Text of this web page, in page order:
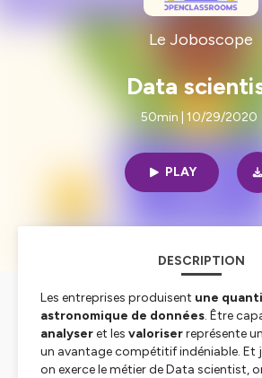
Le Joboscope
Data
50min | 10/29/2020
PLAY
DESCRIPTION
Les entreprises produisent une
astronomique de données. Être
analyseret les valoriserreprésente
un avantage compétitif indéniable. Et
on exerce le métier de Data scientist,